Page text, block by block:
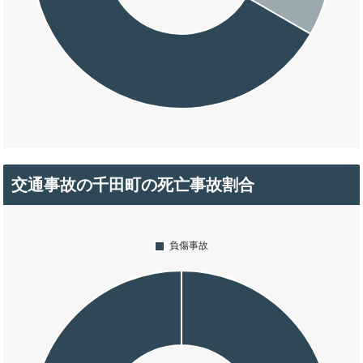
交通事故の千田町の死亡事故割合